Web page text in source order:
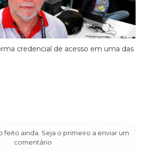
credencial de acesso em uma das
feito ainda. Seja o primeiro a enviar um
comentário